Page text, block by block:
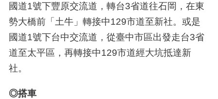
國道1號下豐原交流道，轉台3省道往石岡，在東
勢大橋前「土牛」轉接中129市道至新社。或是
國道1號下台中交流道，從臺中市區出發走台3省
道至太平區，再轉接中129市道經大坑抵達新
社。
◎搭車